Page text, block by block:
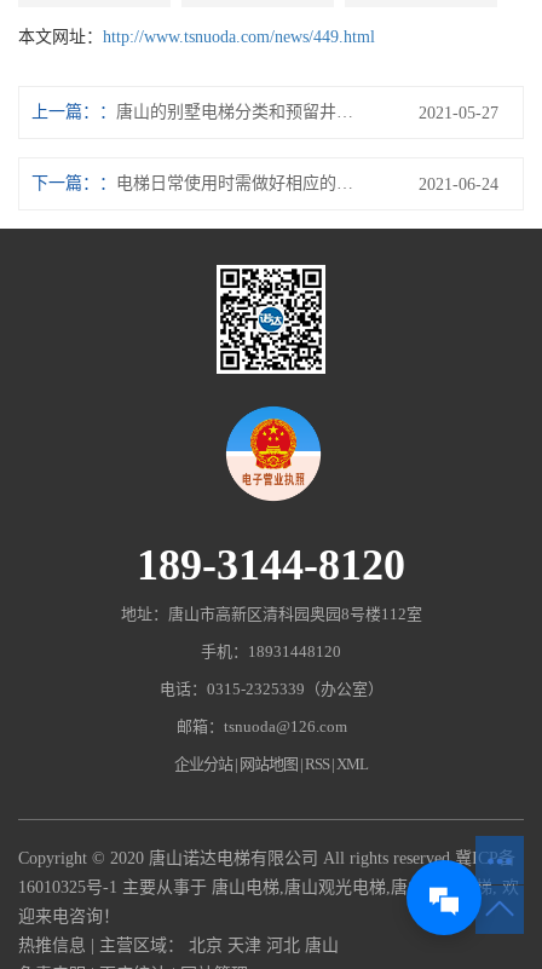
本文网址： http://www.tsnuoda.com/news/449.html
上一篇： 2021-05-27
下一篇： 2021-06-24
189-3144-8120
地址：唐山市高新区清科园奥园8号楼112室
手机：18931448120
电话：0315-2325339（办公室）
邮箱：tsnuoda@126.com
企业分站| 网站地图 |RSS| XML
Copyright © 2020 唐山诺达电梯有限公司 All rights reserved冀ICP备
16010325号-1 主要从事于 唐山电梯 唐山观光电梯 唐山杂物电梯, 欢
迎来电咨询！
热推信息
| 主营区域： 北京 天津 河北 唐山